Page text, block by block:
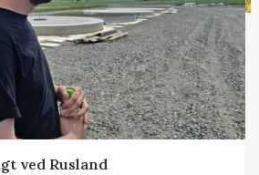
ved Rusland